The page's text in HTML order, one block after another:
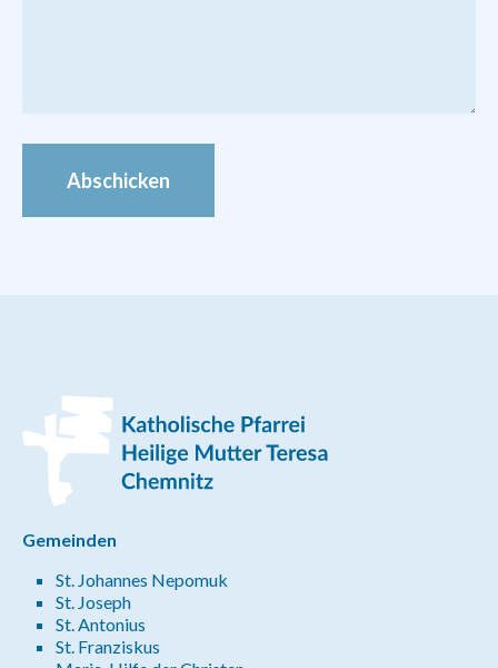
Abschicken
Gemeinden
St. Johannes Nepomuk
St. Joseph
St. Antonius
St. Franziskus